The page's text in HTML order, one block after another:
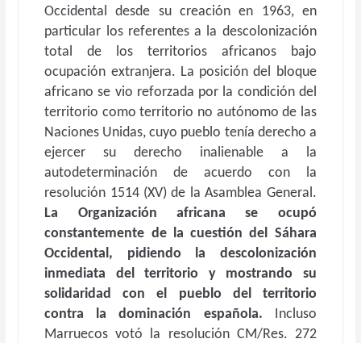
Occidental desde su creación en 1963, en
particular los referentes a la descolonización
total de los territorios africanos bajo
ocupación extranjera. La posición del bloque
africano se vio reforzada por la condición del
territorio como territorio no autónomo de las
Naciones Unidas, cuyo pueblo tenía derecho a
ejercer su derecho inalienable a la
autodeterminación de acuerdo con la
resolución 1514 (XV) de la Asamblea General.
La Organización africana se ocupó
constantemente de la cuestión del Sáhara
Occidental, pidiendo la descolonización
inmediata del territorio y mostrando su
solidaridad con el pueblo del territorio
contra la dominación española. Incluso
Marruecos votó la resolución CM/Res. 272